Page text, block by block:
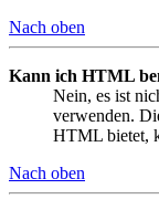
Nach oben
Kann ich HTML
Nein, es ist
verwenden.
HTML bietet,
Nach oben